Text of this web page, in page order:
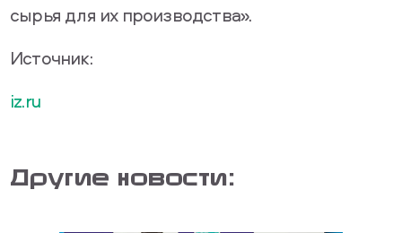
сырья для их производства».
Источник:
iz.ru
Другие новости: